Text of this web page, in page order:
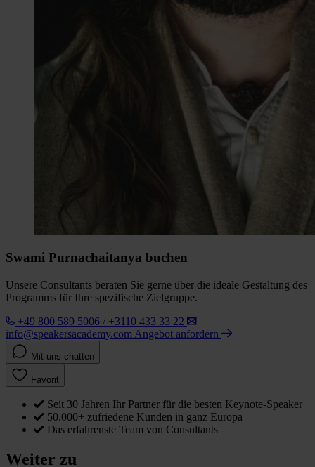
Swami Purnachaitanya buchen
Unsere Consultants beraten Sie gerne über die ideale Gestaltung des
Programms für Ihre spezifische Zielgruppe.
+49 800 589 5006 / +3110 433 33 22
info@speakersacademy.com Angebot anfordern
Mit uns chatten
Favorit
Seit 30 Jahren Ihr Partner für die besten Keynote-Speaker
50.000+ zufriedene Kunden in ganz Europa
Das erfahrenste Team von Consultants
Weiter zu